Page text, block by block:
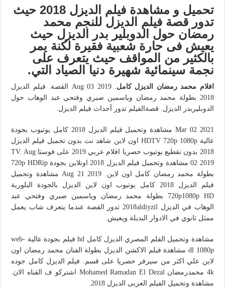
تحميل و مشاهدة فيلم الديزل 2018 حيث
تدور قصة فيلم الديزل للنجم محمد
رمضان حول الدوبلير بدر الديزل حيث
يعيش فى حارة شعبية فقيرة لكنة يمر
بالكثير من المواقف حيث يتعرف على
نجمة سينمائية شهيرة دنيا الصياد التي.
افلام محمد رمضان الديزل كامل
. Aug 03 2019 القصة. فيلم الديزل
2018 بطولة محمد رمضان وياسمين صبري وفتحي عبد الوهاب حول
الدوبليربدر الديزل. قصةالفيلم تدور أحداث فيلم الديزل.
Mar 02 2021 مشاهدة وتحميل فيلم الديزل 2018 كامل يوتيوب بجودة
عالية HDTV 720p 1080p اون لاين شاهد نت بدون تحميل فيلم الديزل
2018 بدون تقطيع يوتيوب حصريا افلام عربي 2019 على فوستا TV. Aug
02 2019 مشاهدة وتحميل فيلم الديزل 2018 اونلاين بجودة 720p HDRip
بطولة محمد رمضان كامل اون لاين. Aug 21 2019 مشاهدة وتحميل
فيلم الديزل 2018 كامل يوتيوب اون لاين الديزل بالجودة البلورية
720p1080p HD بطولة محمد رمضان وياسمين صبري وفتحي عبد
الوهاب في الديزل 2018aldiyzil تدور القصة عندما يتعرف شاب يعمل
ممثل ثانوي في الادوار البديلة ويعيش.
مشاهدة وتحميل الفلم المصري الديزل كامل hd فيلم بجودة عالية web-
dl 1080p مشاهدة فيلم الاكشن الديزل بطولة الفنان محمد رمضان اون
لاين علي اكثر من سيرفر حصريا على قسم. فيلم الديزل كامل جوده
4k محمدرمضان Mohamed Ramadan El Dezal اشتركو ف القناه الان.
مشاهدة وتحميل الفيلم العربى الديزل 2018.